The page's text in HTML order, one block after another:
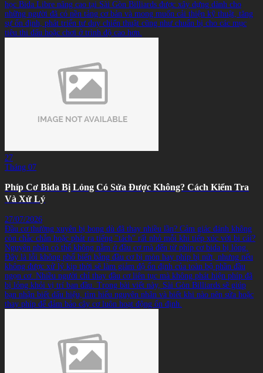
học Bida Libre nâng cao tại Sài Gòn Billiards được xây dựng dành cho
những người đã có nền tảng cơ bản và mong muốn cải thiện kỹ thuật, tăng
sự ổn định, phát triển tư duy chiến thuật cũng như chuẩn bị cho các mục
tiêu thi đấu hoặc chơi ở trình độ cao hơn.
27
Tháng 07
Phíp Cơ Bida Bị Lỏng Có Sửa Được Không? Cách Kiểm Tra
Và Xử Lý
27/07/2026
Đầu cơ thường xuyên bị bong dù đã thay nhiều lần? Cảm giác đánh không
còn chắc chắn hoặc phát ra tiếng "tách" rất nhỏ mỗi khi tiếp xúc với bi cái?
Nguyên nhân có thể không nằm ở đầu cơ mà đến từ phíp cơ bida bị lỏng.
Đây là lỗi không phổ biến bằng đầu cơ bị mòn hay phíp bị nứt, nhưng nếu
không được xử lý kịp thời sẽ làm giảm độ ổn định của toàn bộ phần đầu
ngọn cơ. Nhiều người chỉ thay đầu cơ liên tục mà không phát hiện phíp đã
bị lỏng khỏi vị trí ban đầu. Trong bài viết này, Sài Gòn Billiards sẽ giúp
bạn nhận biết dấu hiệu, tìm hiểu nguyên nhân và biết khi nào nên sửa hoặc
thay phíp để đảm bảo cây cơ luôn hoạt động ổn định.